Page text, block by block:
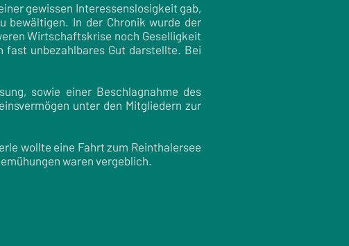
gewissen Interessenslosigkeit gab,
bewältigen. In der Chronik wurde der
Wirtschaftskrise noch Geselligkeit
unbezahlbares Gut darstellte. Bei
sowie einer Beschlagnahme des
unter den Mitgliedern zur
wollte eine Fahrt zum Reinthalersee
waren vergeblich.